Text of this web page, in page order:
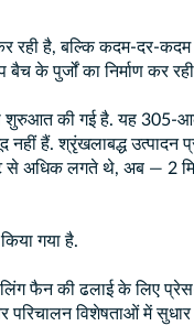
रही है, बल्कि कदम-दर-कदम
के पुर्जों का निर्माण कर
शुरुआत की गई है. यह 305-
हैं. श्रृंखलाबद्ध उत्पादन
से अधिक लगते थे, अब — 2
गया है.
फैन की ढलाई के लिए
परिचालन विशेषताओं में